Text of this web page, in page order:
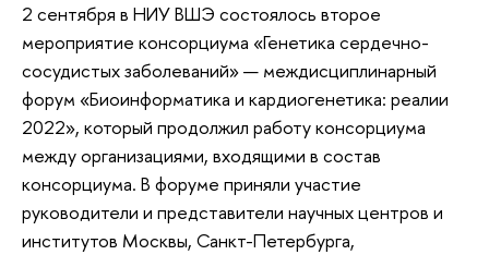
2 сентября в НИУ ВШЭ состоялось второе
мероприятие консорциума «Генетика сердечно-
сосудистых заболеваний» — междисциплинарный
форум «Биоинформатика и кардиогенетика: реалии
2022», который продолжил работу консорциума
между организациями, входящими в состав
консорциума. В форуме приняли участие
руководители и представители научных центров и
институтов Москвы, Санкт-Петербурга,